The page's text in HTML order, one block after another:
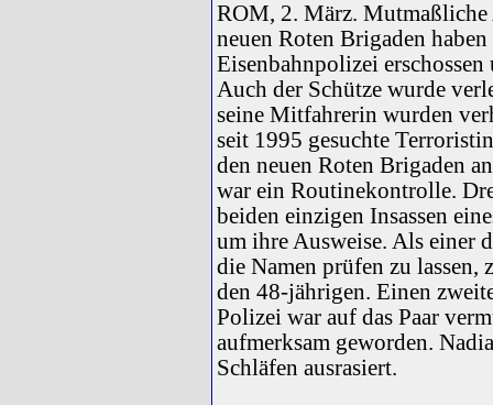
ROM, 2. März.
neuen Roten Brigaden
Eisenbahnpolizei
Auch der Schütze wurde
seine Mitfahrerin wurden
seit 1995 gesuchte
den neuen Roten Brigaden
war ein Routinekontrolle.
beiden einzigen Insassen
um ihre Ausweise. Als einer
die Namen prüfen zu
den 48-jährigen. Einen
Polizei war auf das Paar
aufmerksam geworden.
Schläfen ausrasiert.